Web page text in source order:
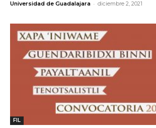
Universidad de Guadalajara - diciembre 2, 2021
FIL